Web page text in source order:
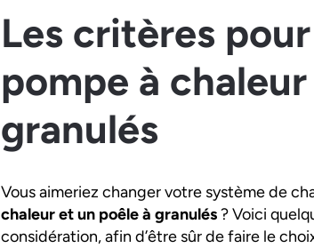
Les critères
pompe à
granulés
Vous aimeriez changer votre système de
chaleur et un poêle à granulés? Voici
considération, afin d’être sûr de faire le